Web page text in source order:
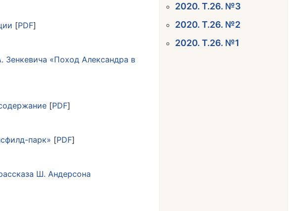
[PDF]
Зенкевича «Поход Александра в
[PDF]
парк» [PDF]
Ш. Андерсона
2020. Т.26. №3
2020. Т.26. №2
2020. Т.26. №1